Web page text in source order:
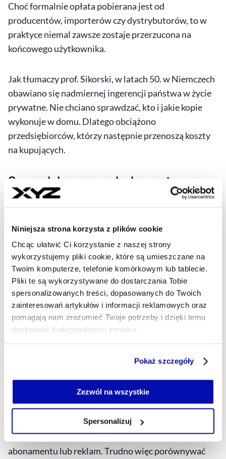
Niniejsza strona korzysta z plików cookie
Chcąc ułatwić Ci korzystanie z naszej strony
wykorzystujemy pliki cookie, które są umieszczane na
Twoim komputerze, telefonie komórkowym lub tablecie.
Pliki te są wykorzystywane do dostarczania Tobie
spersonalizowanych treści, dopasowanych do Twoich
zainteresowań artykułów i informacji reklamowych oraz
pomagają nam zrozumieć Twoje potrzeby i dzięki temu
doskonalić funkcjonalności serwisu.
Jeżeli nie wyrażasz zgody na zapisywanie plików cookie,
możesz łatwo zarządzać swoimi uprawnieniami, np. we
własnej przeglądarce internetowej lub po wybraniu opcji
naszejPolityce Prywatności .
Pokaż szczegóły
Zezwól na wszystkie
Spersonalizuj
Choć formalnie opłata pobierana jest od
producentów, importerów czy dystrybutorów, to w
praktyce niemal zawsze zostaje przerzucona na
końcowego użytkownika.
Jak tłumaczy prof. Sikorski, w latach 50. w Niemczech
obawiano się nadmiernej ingerencji państwa w życie
prywatne. Nie chciano sprawdzać, kto i jakie kopie
wykonuje w domu. Dlatego obciążono
przedsiębiorców, którzy następnie przenoszą koszty
na kupujących.
Czy polska gospodarka na tym
ucierpi?
podwyżka cen urządzeń elektronicznych. Jednak
główny ciężar poniesie konsument. To kupujący
ostatecznie płacą więcej za konkretne urządzenia.
Tymczasem problemem jest również fakt, że sposób
korzystania z treści zmienił się diametralnie na
przestrzeni ostatnich dwóch dekad. Jeszcze w latach
90. popularne były dyskietki, a w latach 2000. – płyty
Dziś jednak kopiowanie na nośniki fizyczne jest
niemal nieobecne. Szczególnie, gdy mowa o muzyce,
filmach czy książkach. Zamiast tego korzystamy z
serwisów streamingowych, za które płacimy w formie
abonamentu lub reklam. Trudno więc porównywać